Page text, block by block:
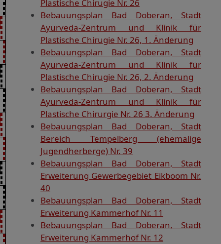
Plastische Chirugie Nr. 26
Bebauungsplan Bad Doberan, Stadt
Ayurveda-Zentrum und Klinik für
Plastische Chirugie Nr. 26, 1. Änderung
Bebauungsplan Bad Doberan, Stadt
Ayurveda-Zentrum und Klinik für
Plastische Chirugie Nr. 26, 2. Änderung
Bebauungsplan Bad Doberan, Stadt
Ayurveda-Zentrum und Klinik für
Plastische Chirurgie Nr. 26 3. Änderung
Bebauungsplan Bad Doberan, Stadt
Bereich Tempelberg (ehemalige
Jugendherberge) Nr. 39
Bebauungsplan Bad Doberan, Stadt
Erweiterung Gewerbegebiet Eikboom Nr.
40
Bebauungsplan Bad Doberan, Stadt
Erweiterung Kammerhof Nr. 11
Bebauungsplan Bad Doberan, Stadt
Erweiterung Kammerhof Nr. 12